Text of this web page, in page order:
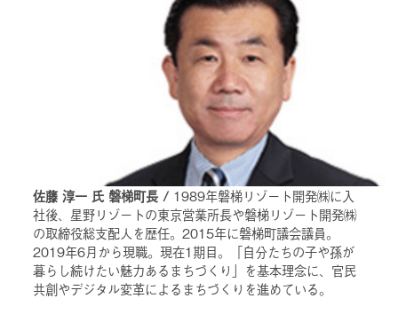
佐藤 淳一 氏 磐梯町長 / 1989年磐梯リゾート開発㈱に入
社後、星野リゾートの東京営業所長や磐梯リゾート開発㈱
の取締役総支配人を歴任。2015年に磐梯町議会議員。
2019年6月から現職。現在1期目。「自分たちの子や孫が
暮らし続けたい魅力あるまちづくり」を基本理念に、官民
共創やデジタル変革によるまちづくりを進めている。